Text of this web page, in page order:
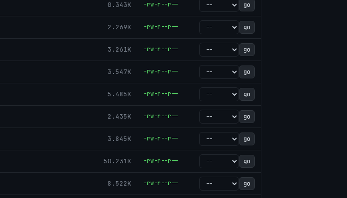
0.343K -rw-r--r-- go
2.269K -rw-r--r-- go
3.261K -rw-r--r-- go
3.547K -rw-r--r-- go
5.485K -rw-r--r-- go
2.435K -rw-r--r-- go
3.845K -rw-r--r-- go
50.231K -rw-r--r-- go
8.522K -rw-r--r-- go